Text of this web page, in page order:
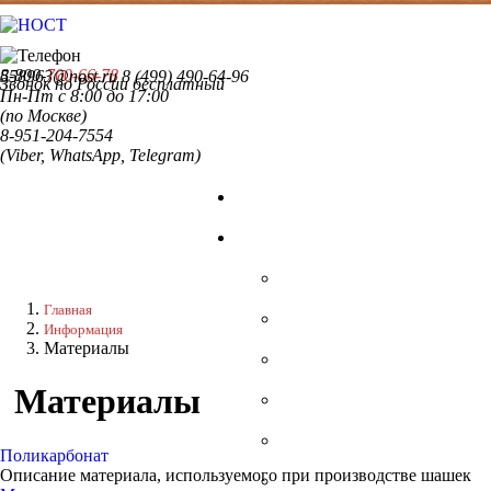
8-800-700-66-78
Звонок по России бесплатный
558963@nost.ru 8 (499) 490-64-96
Пн-Пт с 8:00 до 17:00
(по Москве)
8-951-204-7554
(Viber, WhatsApp, Telegram)
Главная
Информация
Материалы
Материалы
Поликарбонат
Описание материала, используемого при производстве шашек